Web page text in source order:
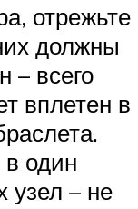
отрежьте
должны
– всего
вплетен в
один
узел – не